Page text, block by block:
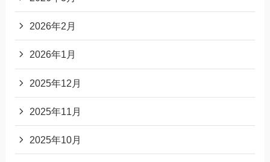
2026年2月
2026年1月
2025年12月
2025年11月
2025年10月